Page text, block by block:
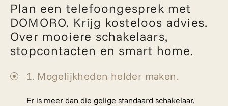
Plan een telefoongesprek met
DOMORO. Krijg kosteloos advies.
Over mooiere schakelaars,
stopcontacten en smart home.
1. Mogelijkheden helder maken.
Er is meer dan die gelige standaard schakelaar.